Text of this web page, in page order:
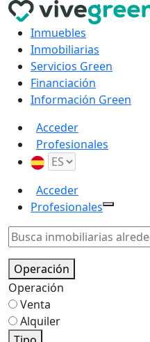
Inmuebles
Inmobiliarias
Servicios Green
Financiación
Información Green
Acceder
Profesionales
Acceder
Profesionales
Operación
Operación
Venta
Alquiler